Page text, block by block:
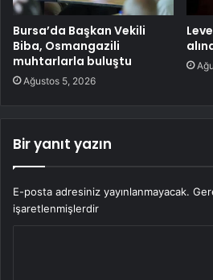
Bursa’da Başkan Vekili
Biba, Osmangazili
muhtarlarla buluştu
Ağustos 5, 2026
Bir yanıt yazın
E-posta adresiniz yayınlanmayacak.
işaretlenmişlerdir